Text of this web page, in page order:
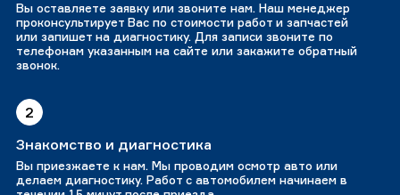
Вы оставляете заявку или звоните нам. Наш менеджер
проконсультирует Вас по стоимости работ и запчастей
или запишет на диагностику. Для записи звоните по
телефонам указанным на сайте или закажите обратный
звонок.
2
Знакомство и диагностика
Вы приезжаете к нам. Мы проводим осмотр авто или
делаем диагностику. Работ с автомобилем начинаем в